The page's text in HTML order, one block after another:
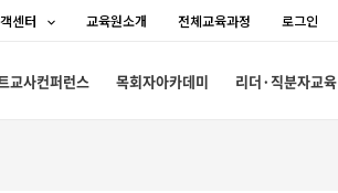
센터 교육원소개 전체교육과정 로그인
교사컨퍼런스 목회자아카데미 리더·직분자교육